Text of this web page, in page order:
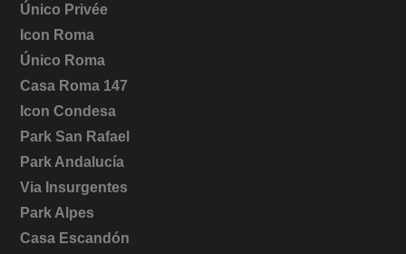
Único Privée
Icon Roma
Único Roma
Casa Roma 147
Icon Condesa
Park San Rafael
Park Andalucía
Via Insurgentes
Park Alpes
Casa Escandón